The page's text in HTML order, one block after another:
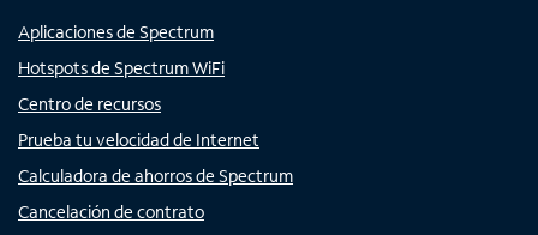
Aplicaciones de Spectrum
Hotspots de Spectrum WiFi
Centro de recursos
Prueba tu velocidad de Internet
Calculadora de ahorros de Spectrum
Cancelación de contrato